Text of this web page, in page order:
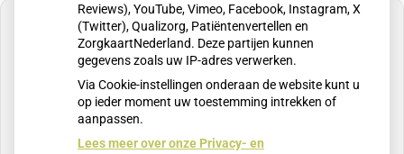
U heeft geen toestemming gegeven voor
externe inhoud die nodig is om dit te zien.
Cookie-instellingen wijzigen
Reviews), YouTube, Vimeo, Facebook, Instagram, X
(Twitter), Qualizorg, Patiëntenvertellen en
ZorgkaartNederland. Deze partijen kunnen
gegevens zoals uw IP-adres verwerken.
Via Cookie-instellingen onderaan de website kunt u
op ieder moment uw toestemming intrekken of
aanpassen.
Lees meer over onze Privacy- en